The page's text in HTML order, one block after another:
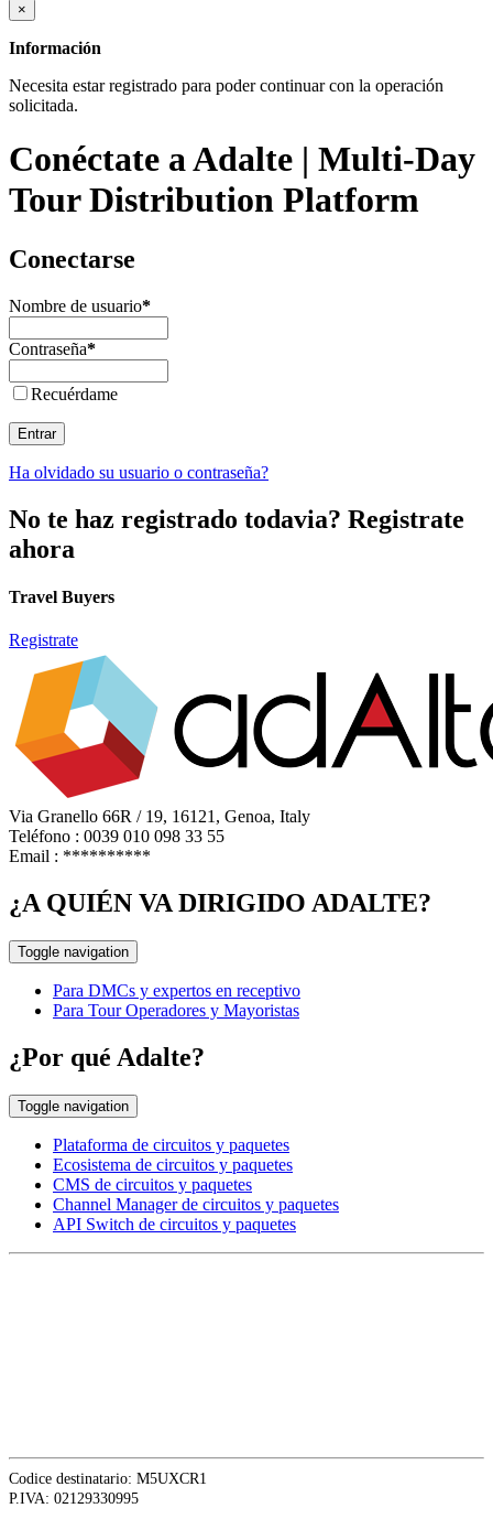
×
Información
Necesita estar registrado para poder continuar con la operación
solicitada.
Conéctate a Adalte | Multi-Day
Tour Distribution Platform
Conectarse
Nombre de usuario*
Contraseña*
Recuérdame
Entrar
Ha olvidado su usuario o contraseña?
No te haz registrado todavia? Registrate
ahora
Travel Buyers
Registrate
Via Granello 66R / 19, 16121, Genoa, Italy
Teléfono : 0039 010 098 33 55
Email : **********
¿A QUIÉN VA DIRIGIDO ADALTE?
Toggle navigation
Para DMCs y expertos en receptivo
Para Tour Operadores y Mayoristas
¿Por qué Adalte?
Toggle navigation
Plataforma de circuitos y paquetes
Ecosistema de circuitos y paquetes
CMS de circuitos y paquetes
Channel Manager de circuitos y paquetes
API Switch de circuitos y paquetes
Codice destinatario: M5UXCR1
P.IVA: 02129330995